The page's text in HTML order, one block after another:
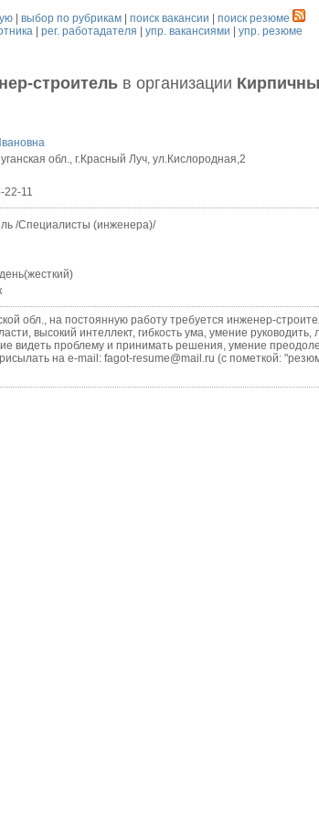
| выбор по рубрикам| поиск вакансии
поиск резюме
|рег. работадателя |упр. вакансиями |упр. резюме
строительв организации
обл., г.Красный Луч, ул.Кислородная,2
22-11
/Специалисты (инженера)/
обл., на постоянную работу требуется инженер-
высокий интеллект, гибкость ума, умение
видеть проблему и принимать решения, умение
на e-mail: fagot-resume@mail.ru (с пометкой: